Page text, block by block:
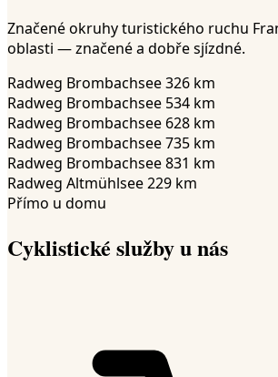
Značené okruhy turistického ruchu
oblasti — značené a dobře sjízdné.
Radweg Brombachsee 326 km
Radweg Brombachsee 534 km
Radweg Brombachsee 628 km
Radweg Brombachsee 735 km
Radweg Brombachsee 831 km
Radweg Altmühlsee 229 km
Přímo u domu
Cyklistické služby u nás